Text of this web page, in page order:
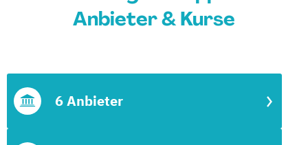
Anbieter & Kurse
6 Anbieter